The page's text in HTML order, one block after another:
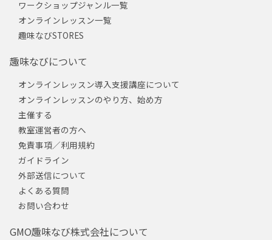
ワークショップジャンル一覧
オンラインレッスン一覧
趣味なびSTORES
趣味なびについて
オンラインレッスン導入支援講座について
オンラインレッスンのやり方、始め方
主催する
教室運営者の方へ
免責事項／利用規約
ガイドライン
外部送信について
よくある質問
お問い合わせ
GMO趣味なび株式会社について